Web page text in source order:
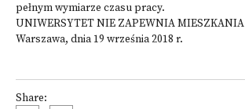
pełnym wymiarze czasu pracy.
UNIWERSYTET NIE ZAPEWNIA MIESZKANIA
Warszawa, dnia 19 września 2018 r.
Share: